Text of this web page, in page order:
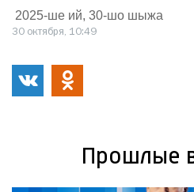
2025-шe ий, 30-шо шыжа
30 октября, 10:49
Прошлые